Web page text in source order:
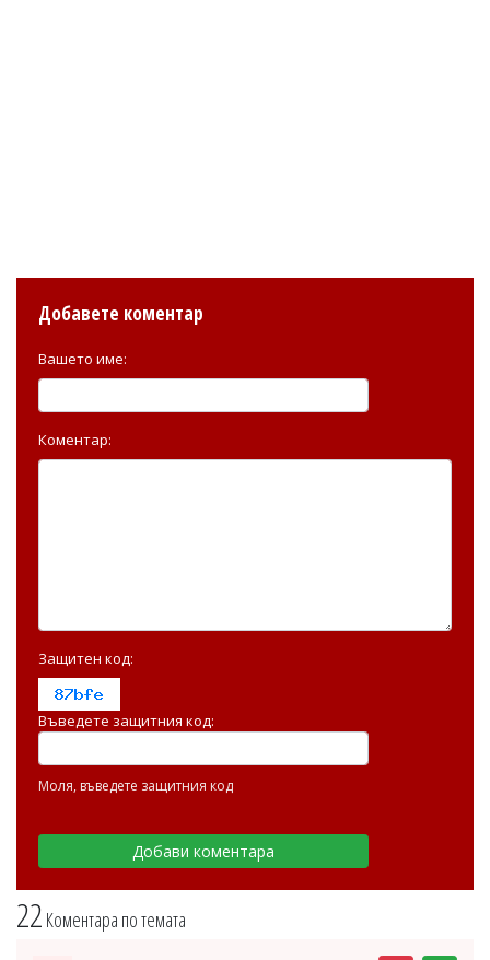
22 Коментара по темата
Добавете коментар
Вашето име:
Коментар:
Защитен код:
Въведете защитния код:
Моля, въведете защитния код